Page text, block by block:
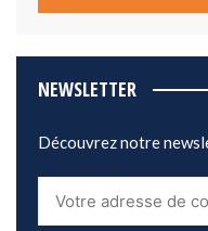
NEWSLETTER
Découvrez notre